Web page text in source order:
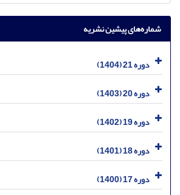
شماره‌های پیشین نشریه
دوره 21 (1404)
دوره 20 (1403)
دوره 19 (1402)
دوره 18 (1401)
دوره 17 (1400)